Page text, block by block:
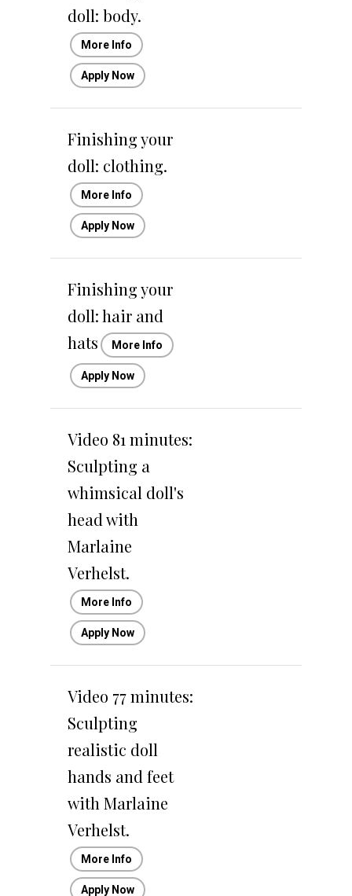
doll: body.
More Info
Apply Now
Finishing your
doll: clothing.
More Info
Apply Now
Finishing your
doll: hair and
hats
More Info
Apply Now
Video 81 minutes:
Sculpting a
whimsical doll's
head with
Marlaine
Verhelst.
More Info
Apply Now
Video 77 minutes:
Sculpting
realistic doll
hands and feet
with Marlaine
Verhelst.
More Info
Apply Now